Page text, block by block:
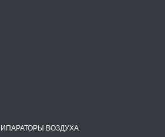
ВОЗДУХА